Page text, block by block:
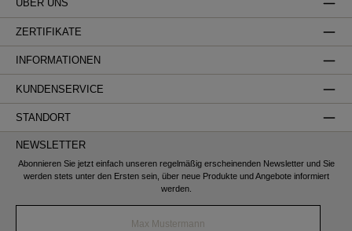
ÜBER UNS
ZERTIFIKATE
INFORMATIONEN
KUNDENSERVICE
STANDORT
NEWSLETTER
Abonnieren Sie jetzt einfach unseren regelmäßig erscheinenden Newsletter und Sie
werden stets unter den Ersten sein, über neue Produkte und Angebote informiert
werden.